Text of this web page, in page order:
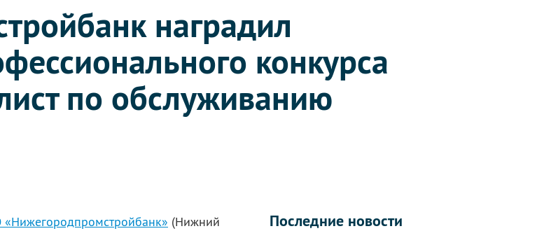
наградил
конкурса
по обслуживанию
(Нижний
Последние новости